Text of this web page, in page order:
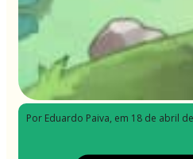
Por Eduardo Paiva, em 18 de abril